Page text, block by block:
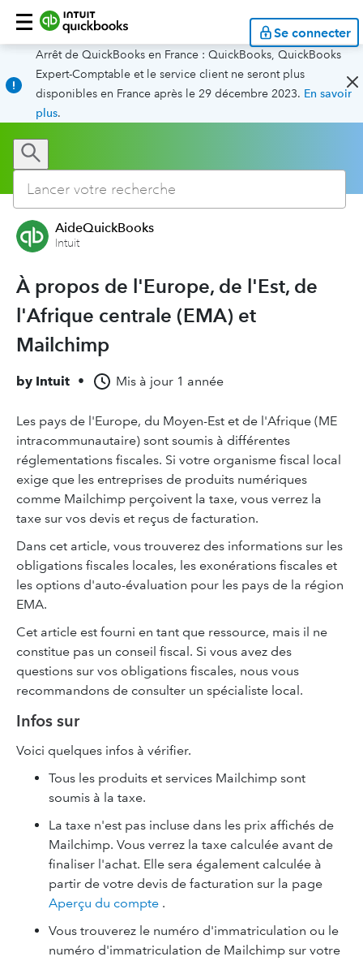
Se connecter
Arrêt de QuickBooks en France : QuickBooks, QuickBooks
Expert-Comptable et le service client ne seront plus
disponibles en France après le 29 décembre 2023. En savoir
plus.
AideQuickBooks
Intuit
À propos de l'Europe, de l'Est, de
l'Afrique centrale (EMA) et
Mailchimp
by Intuit • Mis à jour 1 année
Les pays de l'Europe, du Moyen-Est et de l'Afrique (ME
intracommunautaire) sont soumis à différentes
réglementations fiscales. Si votre organisme fiscal local
exige que les entreprises de produits numériques
comme Mailchimp perçoivent la taxe, vous verrez la
taxe sur vos devis et reçus de facturation.
Dans cet article, vous trouverez des informations sur les
obligations fiscales locales, les exonérations fiscales et
les options d'auto-évaluation pour les pays de la région
EMA.
Cet article est fourni en tant que ressource, mais il ne
constitue pas un conseil fiscal. Si vous avez des
questions sur vos obligations fiscales, nous vous
recommandons de consulter un spécialiste local.
Infos sur
Voici quelques infos à vérifier.
Tous les produits et services Mailchimp sont
soumis à la taxe.
La taxe n'est pas incluse dans les prix affichés de
Mailchimp. Vous verrez la taxe calculée avant de
finaliser l'achat. Elle sera également calculée à
partir de votre devis de facturation sur la page
Aperçu du compte .
Vous trouverez le numéro d'immatriculation ou le
numéro d'immatriculation de Mailchimp sur votre